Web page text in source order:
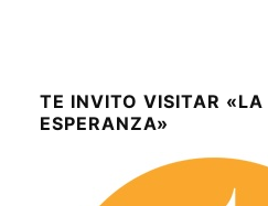
TE INVITO VISITAR
ESPERANZA»